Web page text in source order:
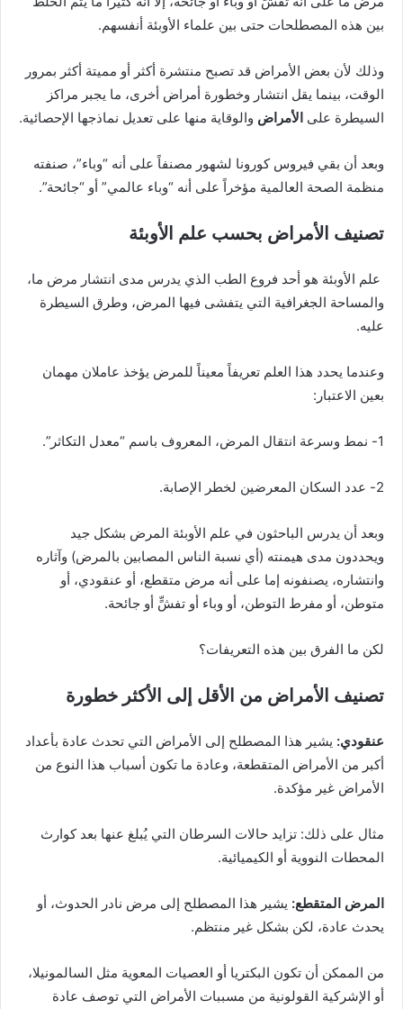
بين هذه المصطلحات حتى بين علماء الأوبئة أنفسهم.
وذلك لأن بعض الأمراض قد تصبح منتشرة أكثر أو مميتة أكثر بمرور
الوقت، بينما يقل انتشار وخطورة أمراض أخرى، ما يجبر مراكز
السيطرة على الأمراض والوقاية منها على تعديل نماذجها الإحصائية.
وبعد أن بقي فيروس كورونا لشهور مصنفاً على أنه “وباء”، صنفته
منظمة الصحة العالمية مؤخراً على أنه “وباء عالمي” أو “جائحة”.
تصنيف الأمراض بحسب علم الأوبئة
علم الأوبئة هو أحد فروع الطب الذي يدرس مدى انتشار مرض ما،
والمساحة الجغرافية التي يتفشى فيها المرض، وطرق السيطرة
عليه.
وعندما يحدد هذا العلم تعريفاً معيناً للمرض يؤخذ عاملان مهمان
بعين الاعتبار:
1- نمط وسرعة انتقال المرض، المعروف باسم “معدل التكاثر”.
2- عدد السكان المعرضين لخطر الإصابة.
وبعد أن يدرس الباحثون في علم الأوبئة المرض بشكل جيد
ويحددون مدى هيمنته (أي نسبة الناس المصابين بالمرض) وآثاره
وانتشاره، يصنفونه إما على أنه مرض متقطع، أو عنقودي، أو
متوطن، أو مفرط التوطن، أو وباء أو تفشٍّ أو جائحة.
لكن ما الفرق بين هذه التعريفات؟
تصنيف الأمراض من الأقل إلى الأكثر خطورة
عنقودي: يشير هذا المصطلح إلى الأمراض التي تحدث عادة بأعداد
أكبر من الأمراض المتقطعة، وعادة ما تكون أسباب هذا النوع من
الأمراض غير مؤكدة.
مثال على ذلك: تزايد حالات السرطان التي يُبلغ عنها بعد كوارث
المحطات النووية أو الكيميائية.
المرض المتقطع: يشير هذا المصطلح إلى مرض نادر الحدوث، أو
يحدث عادة، لكن بشكل غير منتظم.
من الممكن أن تكون البكتريا أو العصيات المعوية مثل السالمونيلا،
أو الإشركية القولونية من مسببات الأمراض التي توصف عادة